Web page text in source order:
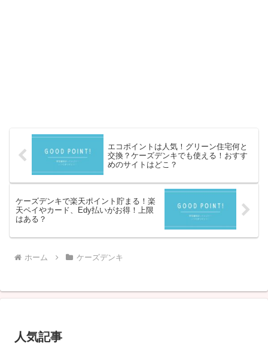
エコポイントは人気！グリーン住宅何と
交換？ケーズデンキでも使える！おすす
めのサイトはどこ？
ケーズデンキで楽天ポイント貯まる！楽
天ペイやカード、Edy払いがお得！上限
はある？
ホーム ケーズデンキ
人気記事